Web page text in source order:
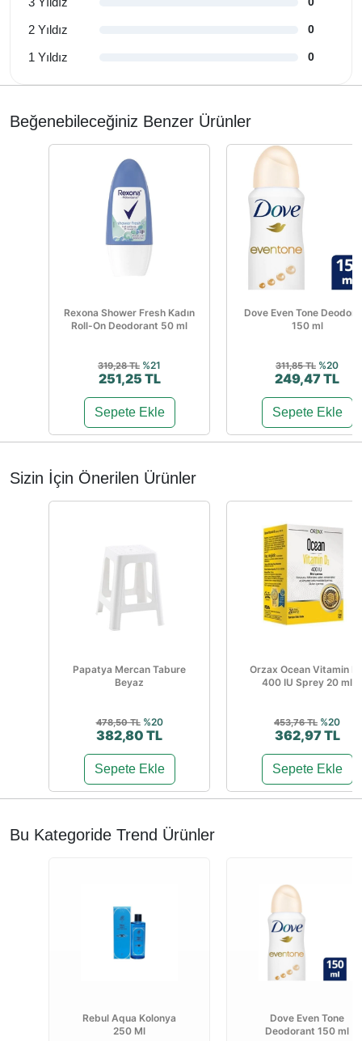
2 Yıldız 0
1 Yıldız 0
Beğenebileceğiniz Benzer Ürünler
Rexona Shower Fresh Kadın
Roll-On Deodorant 50 ml
319,28 TL %21
251,25 TL
Sepete Ekle
Dove Even Tone
150 ml
311,85 TL %20
249,47 TL
Sepete Ekle
Sizin İçin Önerilen Ürünler
Papatya Mercan Tabure
Beyaz
478,50 TL %20
382,80 TL
Sepete Ekle
Orzax Ocean Vitamin
400 IU Sprey 20 ml
453,76 TL %20
362,97 TL
Sepete Ekle
Bu Kategoride Trend Ürünler
Rebul Aqua Kolonya
250 Ml
Dove Even Tone
Deodorant 150 ml